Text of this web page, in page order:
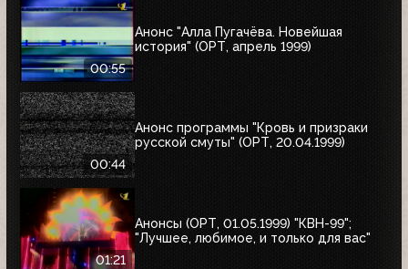
00:55
Анонс "Алла Пугачёва. Новейшая
история" (ОРТ, апрель 1999)
00:44
Анонс программы "Кровь и призраки
русской смуты" (ОРТ, 20.04.1999)
01:21
Анонсы (ОРТ, 01.05.1999) "КВН-99";
"Лучшее, любимое, и только для вас"